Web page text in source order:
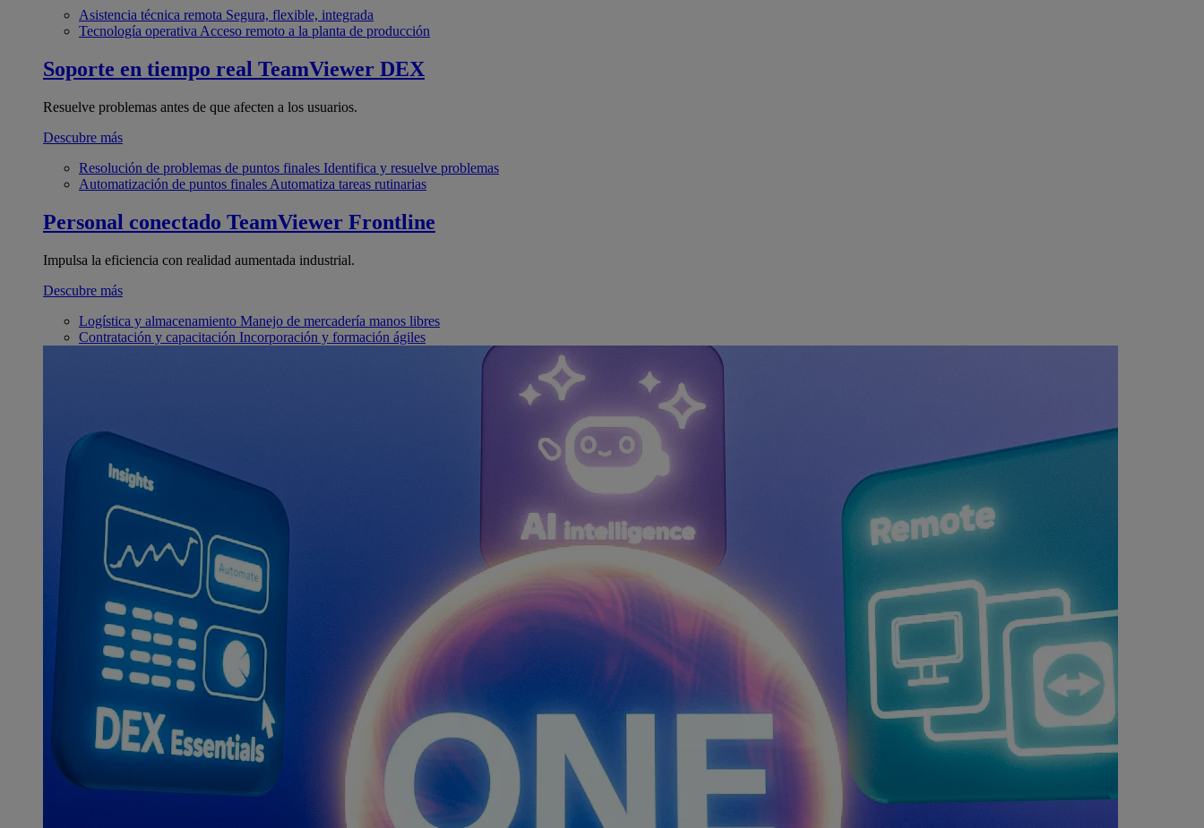
Asistencia técnica remota Segura, flexible, integrada
Tecnología operativa Acceso remoto a la planta de producción
Soporte en tiempo real TeamViewer DEX
Resuelve problemas antes de que afecten a los usuarios.
Descubre más
Resolución de problemas de puntos finales Identifica y resuelve problemas
Automatización de puntos finales Automatiza tareas rutinarias
Personal conectado TeamViewer Frontline
Impulsa la eficiencia con realidad aumentada industrial.
Descubre más
Logística y almacenamiento Manejo de mercadería manos libres
Contratación y capacitación Incorporación y formación ágiles